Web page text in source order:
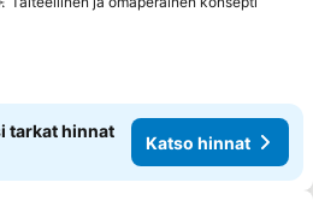
tarkat hinnat
Katso hinnat